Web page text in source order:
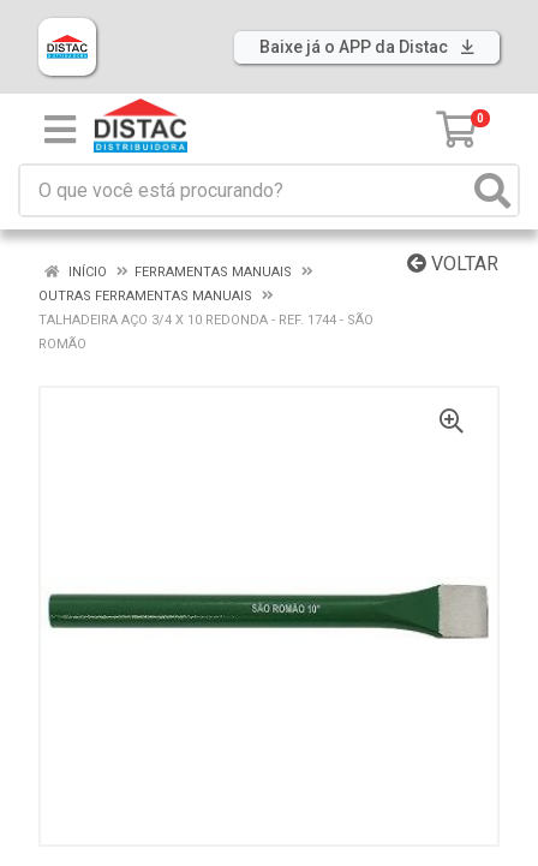
Baixe já o APP da Distac
0
VOLTAR
INÍCIO
FERRAMENTAS MANUAIS
OUTRAS FERRAMENTAS MANUAIS
TALHADEIRA AÇO 3/4 X 10 REDONDA - REF. 1744 - SÃO
ROMÃO